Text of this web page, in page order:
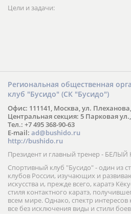
Цели и задачи:
Региональная общественная
клуб "Бусидо" (СК "Бусидо")
Офис: 111141, Москва, ул.
Центральная секция: 5 Парковая
Тел.: +7 495 368-90-63
E-mail: ad@bushido.ru
http://bushido.ru
Президент и главный тренер -
Спортивный клуб "Бусидо" - один из
клубов России, изучающих и
искусства и, прежде всего, каратэ
стиля контактного каратэ,
всем мире. Однако, спектр интересов
все без исключения виды и стили